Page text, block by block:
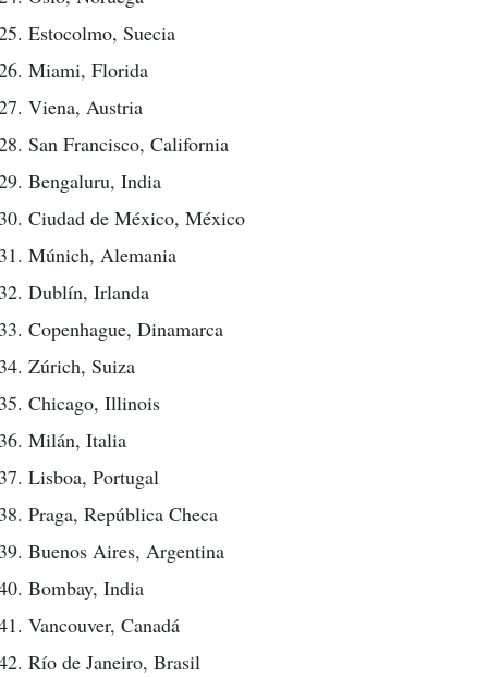
Estocolmo, Suecia
Miami, Florida
Viena, Austria
San Francisco, California
Bengaluru, India
Ciudad de México, México
Múnich, Alemania
Dublín, Irlanda
Copenhague, Dinamarca
Zúrich, Suiza
Chicago, Illinois
Milán, Italia
Lisboa, Portugal
Praga, República Checa
Buenos Aires, Argentina
Bombay, India
Vancouver, Canadá
Río de Janeiro, Brasil